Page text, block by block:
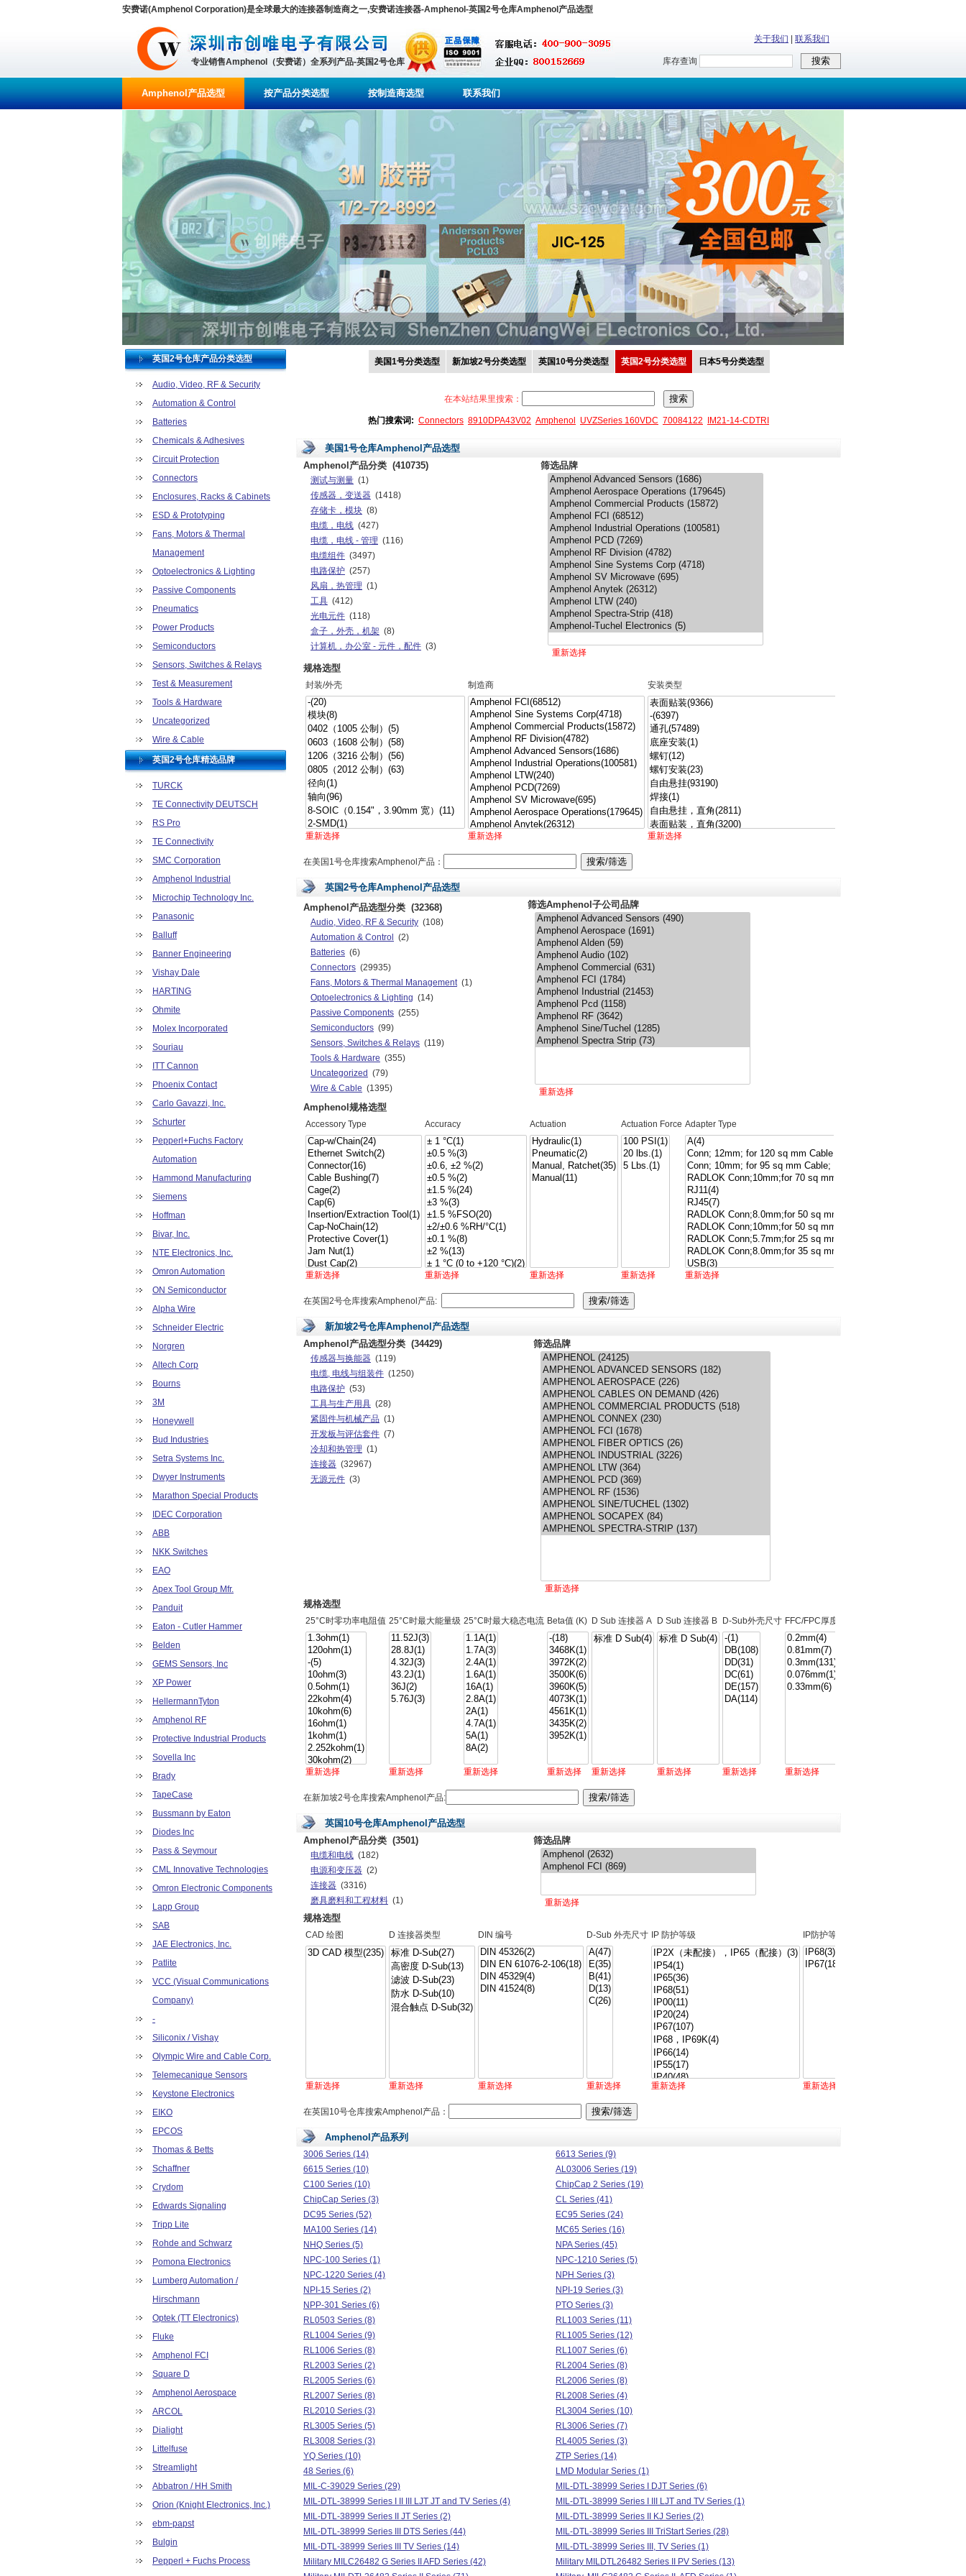
安费诺(Amphenol Corporation)是全球最大的连接器制造商之一,安费诺连接器-Amphenol-英国2号仓库Amphenol产品选型
专业销售Amphenol（安费诺）全系列产品-英国2号仓库
关于我们 联系我们
库存查询
Amphenol产品选型 按产品分类选型 按制造商选型 联系我们
英国2号仓库产品分类选型
Audio, Video, RF & Security
Automation & Control
Batteries
Chemicals & Adhesives
Circuit Protection
Connectors
Enclosures, Racks & Cabinets
ESD & Prototyping
Fans, Motors & Thermal
Management
Optoelectronics & Lighting
Passive Components
Pneumatics
Power Products
Semiconductors
Sensors, Switches & Relays
Test & Measurement
Tools & Hardware
Uncategorized
Wire & Cable
英国2号仓库精选品牌
TURCK
TE Connectivity DEUTSCH
RS Pro
TE Connectivity
SMC Corporation
Amphenol Industrial
Microchip Technology Inc.
Panasonic
Balluff
Banner Engineering
Vishay Dale
HARTING
Ohmite
Molex Incorporated
Souriau
ITT Cannon
Phoenix Contact
Carlo Gavazzi, Inc.
Schurter
Pepperl+Fuchs Factory
Automation
Hammond Manufacturing
Siemens
Hoffman
Bivar, Inc.
NTE Electronics, Inc.
Omron Automation
ON Semiconductor
Alpha Wire
Schneider Electric
Norgren
Altech Corp
Bourns
3M
Honeywell
Bud Industries
Setra Systems Inc.
Dwyer Instruments
Marathon Special Products
IDEC Corporation
ABB
NKK Switches
EAO
Apex Tool Group Mfr.
Panduit
Eaton - Cutler Hammer
Belden
GEMS Sensors, Inc
XP Power
HellermannTyton
Amphenol RF
Protective Industrial Products
Sovella Inc
Brady
TapeCase
Bussmann by Eaton
Diodes Inc
Pass & Seymour
CML Innovative Technologies
Omron Electronic Components
Lapp Group
SAB
JAE Electronics, Inc.
Patlite
VCC (Visual Communications
Company)
-
Siliconix / Vishay
Olympic Wire and Cable Corp.
Telemecanique Sensors
Keystone Electronics
EIKO
EPCOS
Thomas & Betts
Schaffner
Crydom
Edwards Signaling
Tripp Lite
Rohde and Schwarz
Pomona Electronics
Lumberg Automation /
Hirschmann
Optek (TT Electronics)
Fluke
Amphenol FCI
Square D
Amphenol Aerospace
ARCOL
Dialight
Littelfuse
Streamlight
Abbatron / HH Smith
Orion (Knight Electronics, Inc.)
ebm-papst
Bulgin
Pepperl + Fuchs Process
美国1号分类选型 新加坡2号分类选型 英国10号分类选型 英国2号分类选型 日本5号分类选型
在本站结果里搜索：
热门搜索词: Connectors 8910DPA43V02 Amphenol UVZSeries 160VDC 70084122 IM21-14-CDTRI
美国1号仓库Amphenol产品选型
Amphenol产品分类 (410735)
测试与测量 (1)
传感器，变送器 (1418)
存储卡，模块 (8)
电缆，电线 (427)
电缆，电线 - 管理 (116)
电缆组件 (3497)
电路保护 (257)
风扇，热管理 (1)
工具 (412)
光电元件 (118)
盒子，外壳，机架 (8)
计算机，办公室 - 元件，配件 (3)
继电器
连接器，互连器件
射频/IF 和 RFID
套件
(6)
未分类
(851)
硬件，紧固件，配件
(15)
筛选品牌
重新选择
规格选型
封装/外壳 制造商 安装类型
重新选择 重新选择 重新选择
在美国1号仓库搜索Amphenol产品：
英国2号仓库Amphenol产品选型
Amphenol产品选型分类 (32368)
Audio, Video, RF & Security (108)
Automation & Control
(2)
Batteries (6)
Connectors (29935)
Fans, Motors & Thermal Management (1)
Optoelectronics & Lighting (14)
Passive Components (255)
Semiconductors (99)
Sensors, Switches & Relays (119)
Tools & Hardware (355)
Uncategorized (79)
Wire & Cable (1395)
筛选Amphenol子公司品牌
重新选择
Amphenol规格选型
Accessory Type Accuracy Actuation Actuation Force Adapter Type
重新选择 重新选择 重新选择 重新选择 重新选择
在英国2号仓库搜索Amphenol产品:
新加坡2号仓库Amphenol产品选型
Amphenol产品选型分类 (34429)
传感器与换能器 (119)
电缆, 电线与组装件 (1250)
电路保护 (53)
工具与生产用具 (28)
紧固件与机械产品 (1)
开发板与评估套件 (7)
冷却和热管理 (1)
连接器 (32967)
无源元件 (3)
筛选品牌
重新选择
规格选型
25°C时零功率电阻值 25°C时最大能量级 25°C时最大稳态电流 Beta值 (K) D Sub 连接器 A D Sub 连接器 B D-Sub外壳尺寸 FFC/FPC厚度
重新选择 重新选择 重新选择 重新选择 重新选择 重新选择 重新选择 重新选择
在新加坡2号仓库搜索Amphenol产品:
英国10号仓库Amphenol产品选型
Amphenol产品分类 (3501)
电缆和电线 (182)
电源和变压器 (2)
连接器 (3316)
磨具磨料和工程材料 (1)
筛选品牌
重新选择
规格选型
CAD 绘图 D 连接器类型 DIN 编号 D-Sub 外壳尺寸 IP 防护等级 IP防护等级
重新选择 重新选择 重新选择 重新选择 重新选择 重新选择
在英国10号仓库搜索Amphenol产品：
Amphenol产品系列
3006 Series (14)
6613 Series (9)
6615 Series (10)
AL03006 Series (19)
C100 Series (10)
ChipCap 2 Series (19)
ChipCap Series (3)
CL Series (41)
DC95 Series (52)
EC95 Series (24)
MA100 Series (14)
MC65 Series (16)
NHQ Series (5)
NPA Series (45)
NPC-100 Series (1)
NPC-1210 Series (5)
NPC-1220 Series (4)
NPH Series (3)
NPI-15 Series (2)
NPI-19 Series (3)
NPP-301 Series (6)
PTO Series (3)
RL0503 Series (8)
RL1003 Series (11)
RL1004 Series (9)
RL1005 Series (12)
RL1006 Series (8)
RL1007 Series (6)
RL2003 Series (2)
RL2004 Series (8)
RL2005 Series (6)
RL2006 Series (8)
RL2007 Series (8)
RL2008 Series (4)
RL2010 Series (3)
RL3004 Series (10)
RL3005 Series (5)
RL3006 Series (7)
RL3008 Series (3)
RL4005 Series (3)
YQ Series (10)
ZTP Series (14)
48 Series (6)
LMD Modular Series (1)
MIL-C-39029 Series (29)
MIL-DTL-38999 Series I DJT Series (6)
MIL-DTL-38999 Series I II III LJT JT and TV Series (4)
MIL-DTL-38999 Series I III LJT and TV Series (1)
MIL-DTL-38999 Series II JT Series (2)
MIL-DTL-38999 Series II KJ Series (2)
MIL-DTL-38999 Series III DTS Series (44)
MIL-DTL-38999 Series III TriStart Series (28)
MIL-DTL-38999 Series III TV Series (14)
MIL-DTL-38999 Series III, TV Series (1)
Military MILC26482 G Series II AFD Series (42)
Military MILDTL26482 Series II PV Series (13)